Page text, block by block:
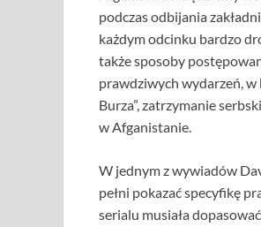
podczas odbijania
każdym odcinku bardzo
także sposoby
prawdziwych wydarzeń, w
Burza”, zatrzymanie
w Afganistanie.
W jednym z wywiadów
pełni pokazać specyfikę
serialu musiała